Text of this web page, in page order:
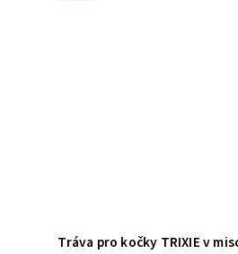
Tráva pro kočky TRIXIE v